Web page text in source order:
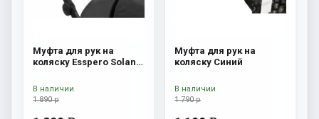
Муфта для рук на
коляску Esspero Solana
Deep Ocean
1 890 р
В наличии
Муфта для рук на
коляску Синий
1 790 р
В наличии